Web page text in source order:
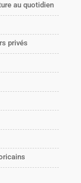
au quotidien
privés